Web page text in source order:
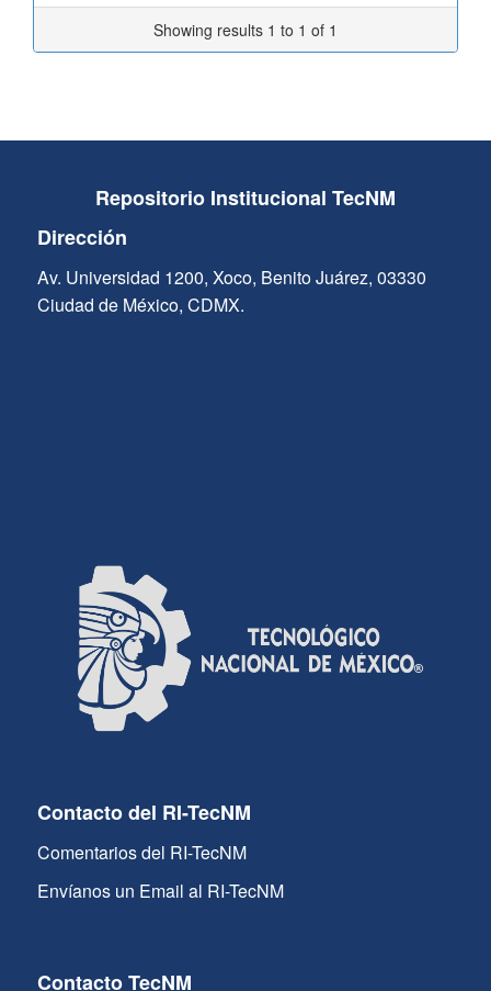
Showing results 1 to 1 of 1
Repositorio Institucional TecNM
Dirección
Av. Universidad 1200, Xoco, Benito Juárez, 03330
Ciudad de México, CDMX.
Contacto del RI-TecNM
Comentarios del RI-TecNM
Envíanos un Email al RI-TecNM
Contacto TecNM